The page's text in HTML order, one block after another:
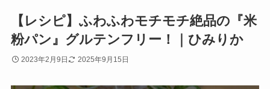
【レシピ】ふわふわモチモチ絶品の『米
粉パン』グルテンフリー！｜ひみりか
2023年2月9日 2025年9月15日